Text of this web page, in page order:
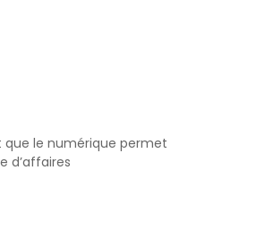
que le numérique permet
d’affaires